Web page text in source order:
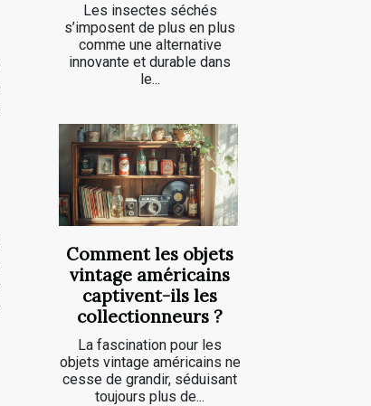
Les insectes séchés
s’imposent de plus en plus
comme une alternative
innovante et durable dans
le...
Comment les objets
vintage américains
captivent-ils les
collectionneurs ?
La fascination pour les
objets vintage américains ne
cesse de grandir, séduisant
toujours plus de...